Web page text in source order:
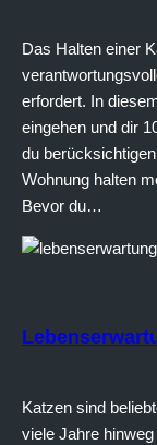
Das Halten einer
erfordert. In
eingehen und dir
du
Wohnung halten
Bevor du…
Katzen sind
viele Jahre